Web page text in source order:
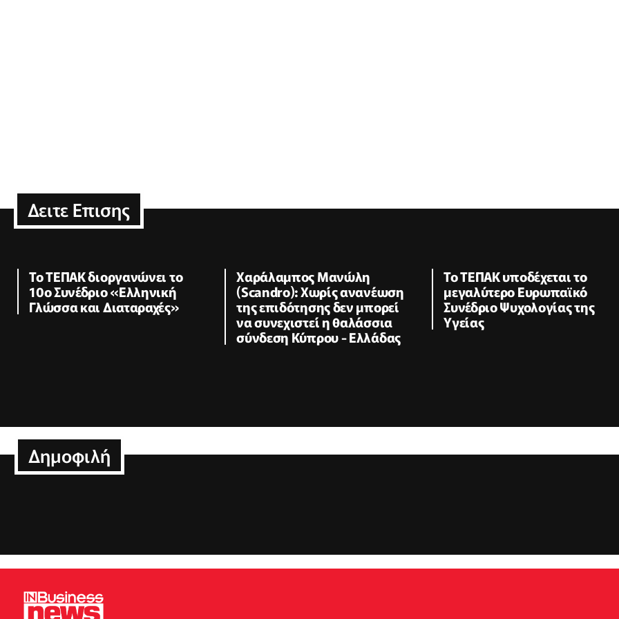
Δειτε Επισης
Το ΤΕΠΑΚ διοργανώνει το
10ο Συνέδριο «Ελληνική
Γλώσσα και Διαταραχές»
Χαράλαμπος Μανώλη
(Scandro): Χωρίς ανανέωση
της επιδότησης δεν μπορεί
να συνεχιστεί η θαλάσσια
σύνδεση Κύπρου - Ελλάδας
Το ΤΕΠΑΚ υποδέχεται το
μεγαλύτερο Ευρωπαϊκό
Συνέδριο Ψυχολογίας της
Υγείας
Δημοφιλή